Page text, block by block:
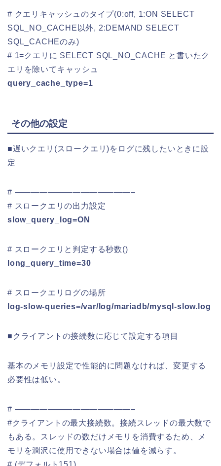
# クエリキャッシュのタイプ(0:off, 1:ON SELECT
SQL_NO_CACHE以外, 2:DEMAND SELECT
SQL_CACHEのみ)
# 1=クエリに SELECT SQL_NO_CACHE と書いたク
エリを除いてキャッシュ
query_cache_type=1
その他の設定
■遅いクエリ(スロークエリ)をログに残したいときに設
定
# ——————————————–
# スロークエリの出力設定
slow_query_log=ON
# スロークエリと判定する秒数()
long_query_time=30
# スロークエリログの場所
log-slow-queries=/var/log/mariadb/mysql-slow.log
■クライアントの接続数に応じて設定する項目
基本のメモリ設定で性能的に問題なければ、変更する
必要性は低い。
# ——————————————–
#クライアントの最大接続数。接続スレッドの最大数で
もある。スレッドの数だけメモリを消費するため、メ
モリを潤沢に使用できない場合は値を減らす。
# (デフォルト151)